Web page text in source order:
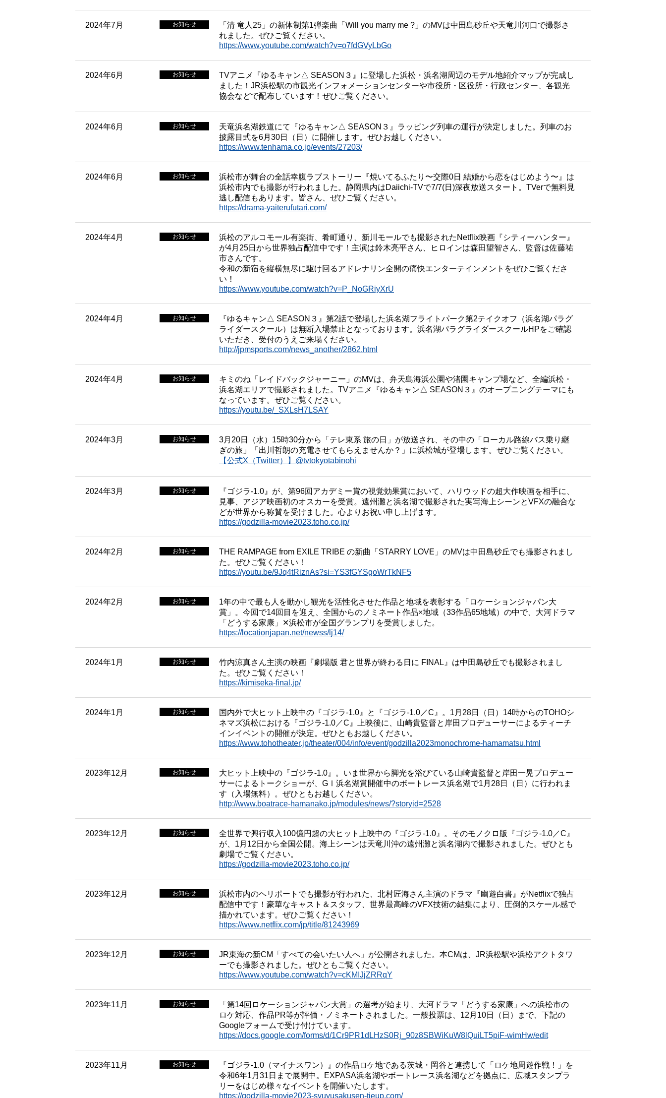
2024年7月 お知らせ
「清 竜人25」の新体制第1弾楽曲「Will you marry me ?」のMVは中田島砂丘や天竜川河口で撮影さ
れました。ぜひご覧ください。
https://www.youtube.com/watch?v=o7fdGVyLbGo
2024年6月 お知らせ
TVアニメ『ゆるキャン△ SEASON３』に登場した浜松・浜名湖周辺のモデル地紹介マップが完成し
ました！JR浜松駅の市観光インフォメーションセンターや市役所・区役所・行政センター、各観光
協会などで配布しています！ぜひご覧ください。
2024年6月 お知らせ
天竜浜名湖鉄道にて『ゆるキャン△ SEASON３』ラッピング列車の運行が決定しました。列車のお
披露目式を6月30日（日）に開催します。ぜひお越しください。
https://www.tenhama.co.jp/events/27203/
2024年6月 お知らせ
浜松市が舞台の全話幸腹ラブストーリー『焼いてるふたり〜交際0日 結婚から恋をはじめよう〜』は
浜松市内でも撮影が行われました。静岡県内はDaiichi-TVで7/7(日)深夜放送スタート。TVerで無料見
逃し配信もあります。皆さん、ぜひご覧ください。
https://drama-yaiterufutari.com/
2024年4月 お知らせ
浜松のアルコモール有楽街、肴町通り、新川モールでも撮影されたNetflix映画『シティーハンター』
が4月25日から世界独占配信中です！主演は鈴木亮平さん、ヒロインは森田望智さん、監督は佐藤祐
市さんです。
令和の新宿を縦横無尽に駆け回るアドレナリン全開の痛快エンターテインメントをぜひご覧くださ
い！
https://www.youtube.com/watch?v=P_NoGRiyXrU
2024年4月 お知らせ
『ゆるキャン△ SEASON３』第2話で登場した浜名湖フライトパーク第2テイクオフ（浜名湖パラグ
ライダースクール）は無断入場禁止となっております。浜名湖パラグライダースクールHPをご確認
いただき、受付のうえご来場ください。
http://jpmsports.com/news_another/2862.html
2024年4月 お知らせ
キミのね「レイドバックジャーニー」のMVは、弁天島海浜公園や渚園キャンプ場など、全編浜松・
浜名湖エリアで撮影されました。TVアニメ『ゆるキャン△ SEASON３』のオープニングテーマにも
なっています。ぜひご覧ください。
https://youtu.be/_SXLsH7LSAY
2024年3月 お知らせ
3月20日（水）15時30分から「テレ東系 旅の日」が放送され、その中の「ローカル路線バス乗り継
ぎの旅」「出川哲朗の充電させてもらえませんか？」に浜松城が登場します。ぜひご覧ください。
【公式X（Twitter）】@tvtokyotabinohi
2024年3月 お知らせ
『ゴジラ-1.0』が、第96回アカデミー賞の視覚効果賞において、ハリウッドの超大作映画を相手に、
見事、アジア映画初のオスカーを受賞。遠州灘と浜名湖で撮影された実写海上シーンとVFXの融合な
どが世界から称賛を受けました。心よりお祝い申し上げます。
https://godzilla-movie2023.toho.co.jp/
2024年2月 お知らせ
THE RAMPAGE from EXILE TRIBE の新曲「STARRY LOVE」のMVは中田島砂丘でも撮影されまし
た。ぜひご覧ください！
https://youtu.be/9Jq4tRiznAs?si=YS3fGYSgoWrTkNF5
2024年2月 お知らせ
1年の中で最も人を動かし観光を活性化させた作品と地域を表彰する「ロケーションジャパン大
賞」。今回で14回目を迎え、全国からのノミネート作品×地域（33作品65地域）の中で、大河ドラマ
「どうする家康」✕浜松市が全国グランプリを受賞しました。
https://locationjapan.net/newss/lj14/
2024年1月 お知らせ
竹内涼真さん主演の映画『劇場版 君と世界が終わる日に FINAL』は中田島砂丘でも撮影されまし
た。ぜひご覧ください！
https://kimiseka-final.jp/
2024年1月 お知らせ
国内外で大ヒット上映中の『ゴジラ-1.0』と『ゴジラ-1.0／C』。1月28日（日）14時からのTOHOシ
ネマズ浜松における『ゴジラ-1.0／C』上映後に、山崎貴監督と岸田プロデューサーによるティーチ
インイベントの開催が決定。ぜひともお越しください。
https://www.tohotheater.jp/theater/004/info/event/godzilla2023monochrome-hamamatsu.html
2023年12月 お知らせ
大ヒット上映中の『ゴジラ-1.0』。いま世界から脚光を浴びている山崎貴監督と岸田一晃プロデュー
サーによるトークショーが、GⅠ浜名湖賞開催中のボートレース浜名湖で1月28日（日）に行われま
す（入場無料）。ぜひともお越しください。
http://www.boatrace-hamanako.jp/modules/news/?storyid=2528
2023年12月 お知らせ
全世界で興行収入100億円超の大ヒット上映中の『ゴジラ-1.0』。そのモノクロ版『ゴジラ-1.0／C』
が、1月12日から全国公開。海上シーンは天竜川沖の遠州灘と浜名湖内で撮影されました。ぜひとも
劇場でご覧ください。
https://godzilla-movie2023.toho.co.jp/
2023年12月 お知らせ
浜松市内のヘリポートでも撮影が行われた、北村匠海さん主演のドラマ『幽遊白書』がNetflixで独占
配信中です！豪華なキャスト＆スタッフ、世界最高峰のVFX技術の結集により、圧倒的スケール感で
描かれています。ぜひご覧ください！
https://www.netflix.com/jp/title/81243969
2023年12月 お知らせ
JR東海の新CM「すべての会いたい人へ」が公開されました。本CMは、JR浜松駅や浜松アクトタワ
ーでも撮影されました。ぜひともご覧ください。
https://www.youtube.com/watch?v=cKMIJjZRRqY
2023年11月 お知らせ
「第14回ロケーションジャパン大賞」の選考が始まり、大河ドラマ「どうする家康」への浜松市の
ロケ対応、作品PR等が評価・ノミネートされました。一般投票は、12月10日（日）まで、下記の
Googleフォームで受け付けています。
https://docs.google.com/forms/d/1Cr9PR1dLHzS0Rj_90z8SBWiKuW8lQuiLT5piF-wimHw/edit
2023年11月 お知らせ
『ゴジラ-1.0（マイナスワン）』の作品ロケ地である茨城・岡谷と連携して「ロケ地周遊作戦！」を
令和6年1月31日まで展開中。EXPASA浜名湖やボートレース浜名湖などを拠点に、広域スタンプラ
リーをはじめ様々なイベントを開催いたします。
https://godzilla-movie2023-syuyusakusen-tieup.com/